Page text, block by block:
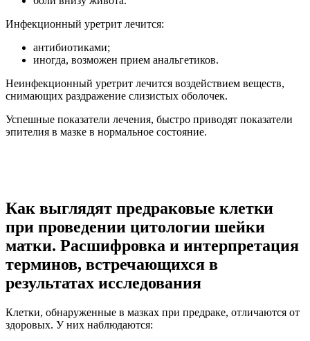
Инфекционный уретрит лечится:
антибиотиками;
иногда, возможен прием анальгетиков.
Неинфекционный уретрит лечится воздействием веществ,
снимающих раздражение слизистых оболочек.
Успешные показатели лечения, быстро приводят показатели
эпителия в мазке в нормальное состояние.
Как выглядят предраковые клетки
при проведении цитологии шейки
матки. Расшифровка и интерпретация
терминов, встречающихся в
результатах исследования
Клетки, обнаруженные в мазках при предраке, отличаются от
здоровых. У них наблюдаются: